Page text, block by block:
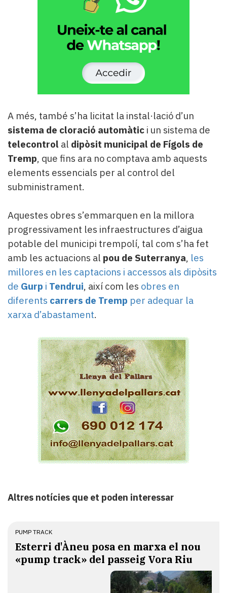
A més, també s’ha licitat la instal·lació d’un
sistema de cloració automàtic i un sistema de
telecontrol al dipòsit municipal de Fígols de
Tremp, que fins ara no comptava amb aquests
elements essencials per al control del
subministrament.
Aquestes obres s’emmarquen en la millora
progressivament les infraestructures d’aigua
potable del municipi trempolí, tal com s’ha fet
amb les actuacions al pou de Suterranya, les
millores en les captacions i accessos als dipòsits
de Gurp i Tendrui, així com les obres en
diferents carrers de Tremp per adequar la
xarxa d’abastament.
Altres notícies que et poden interessar
PUMP TRACK
Esterri d'Àneu posa en marxa el nou
«pump track» del passeig Vora Riu